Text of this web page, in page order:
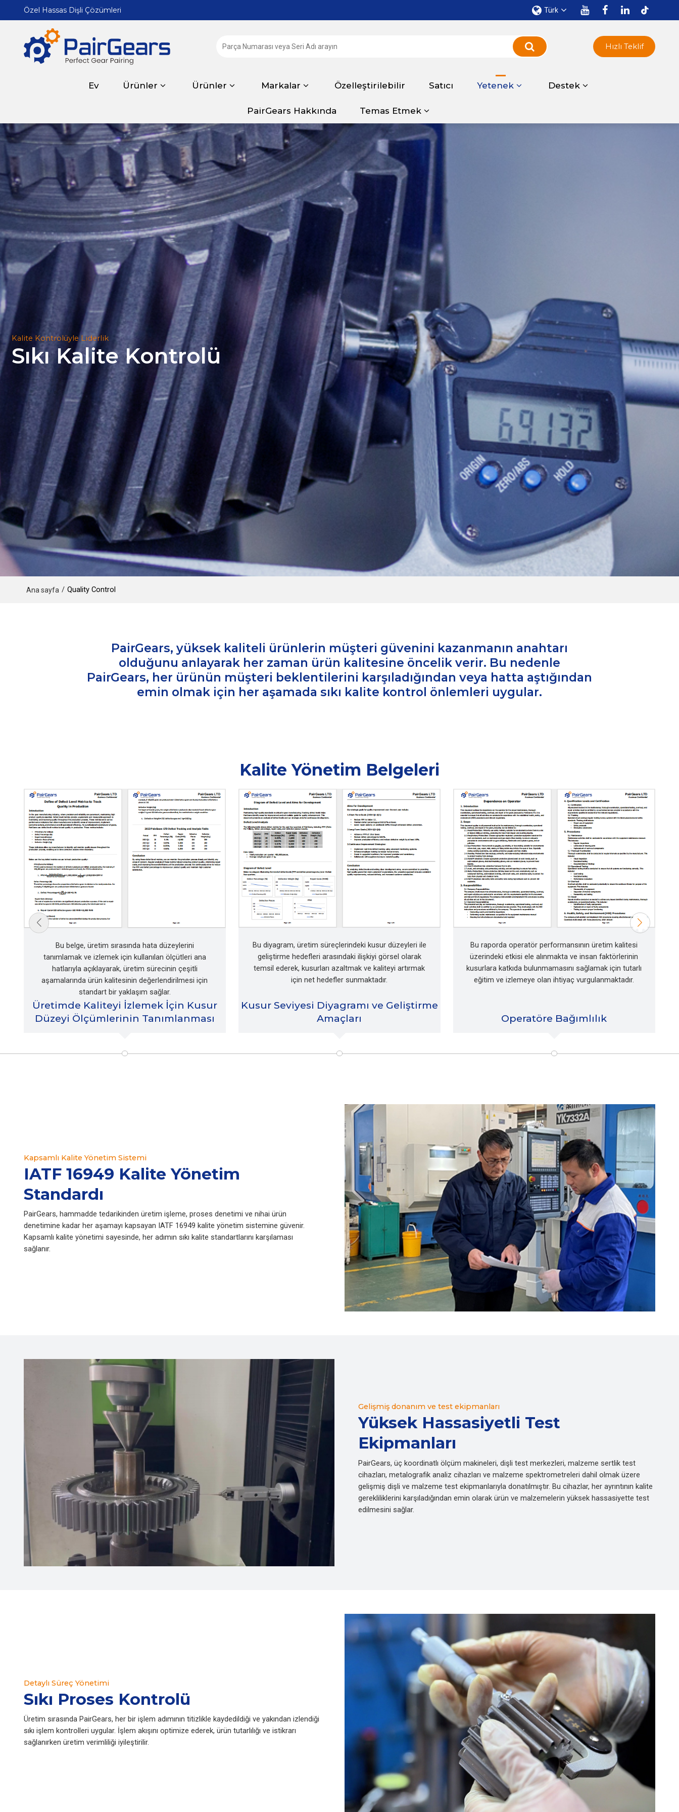
Özel Hassas Dişli Çözümleri Türk
Ev Ürünler Ürünler Markalar Özelleştirilebilir Satıcı Yetenek Destek
PairGears Hakkında Temas Etmek
Hızlı Teklif
Kalite Kontrolüyle Liderlik
Sıkı Kalite Kontrolü
Ana sayfa / Quality Control
PairGears, yüksek kaliteli ürünlerin müşteri güvenini kazanmanın anahtarı
olduğunu anlayarak her zaman ürün kalitesine öncelik verir. Bu nedenle
PairGears, her ürünün müşteri beklentilerini karşıladığından veya hatta aştığından
emin olmak için her aşamada sıkı kalite kontrol önlemleri uygular.
Kalite Yönetim Belgeleri
Bu belge, üretim sırasında hata düzeylerini
tanımlamak ve izlemek için kullanılan ölçütleri ana
hatlarıyla açıklayarak, üretim sürecinin çeşitli
aşamalarında ürün kalitesinin değerlendirilmesi için
standart bir yaklaşım sağlar.
Üretimde Kaliteyi İzlemek İçin Kusur
Düzeyi Ölçümlerinin Tanımlanması
Bu diyagram, üretim süreçlerindeki kusur düzeyleri ile
geliştirme hedefleri arasındaki ilişkiyi görsel olarak
temsil ederek, kusurları azaltmak ve kaliteyi artırmak
için net hedefler sunmaktadır.
Kusur Seviyesi Diyagramı ve Geliştirme
Amaçları
Bu raporda operatör performansının üretim kalitesi
üzerindeki etkisi ele alınmakta ve insan faktörlerinin
kusurlara katkıda bulunmamasını sağlamak için tutarlı
eğitim ve izlemeye olan ihtiyaç vurgulanmaktadır.
Operatöre Bağımlılık
Kapsamlı Kalite Yönetim Sistemi
IATF 16949 Kalite Yönetim
Standardı
PairGears, hammadde tedarikinden üretim işleme, proses denetimi ve nihai ürün
denetimine kadar her aşamayı kapsayan IATF 16949 kalite yönetim sistemine güvenir.
Kapsamlı kalite yönetimi sayesinde, her adımın sıkı kalite standartlarını karşılaması
sağlanır.
Gelişmiş donanım ve test ekipmanları
Yüksek Hassasiyetli Test
Ekipmanları
PairGears, üç koordinatlı ölçüm makineleri, dişli test merkezleri, malzeme sertlik test
cihazları, metalografik analiz cihazları ve malzeme spektrometreleri dahil olmak üzere
gelişmiş dişli ve malzeme test ekipmanlarıyla donatılmıştır. Bu cihazlar, her ayrıntının kalite
gerekliliklerini karşıladığından emin olarak ürün ve malzemelerin yüksek hassasiyette test
edilmesini sağlar.
Detaylı Süreç Yönetimi
Sıkı Proses Kontrolü
Üretim sırasında PairGears, her bir işlem adımının titizlikle kaydedildiği ve yakından izlendiği
sıkı işlem kontrolleri uygular. İşlem akışını optimize ederek, ürün tutarlılığı ve istikrarı
sağlanırken üretim verimliliği iyileştirilir.